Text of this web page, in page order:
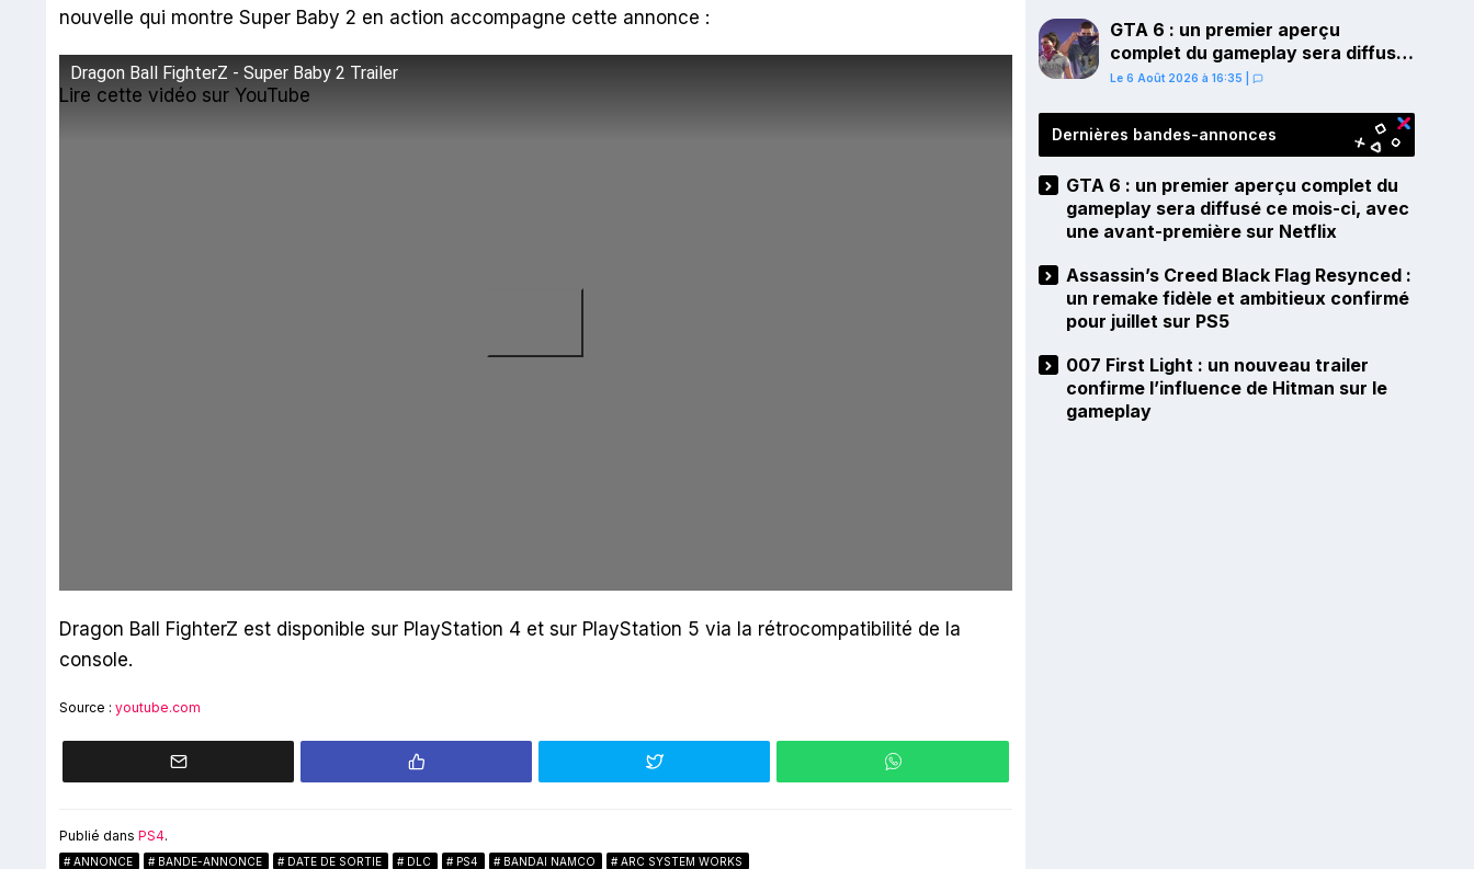
nouvelle qui montre Super Baby 2 en action accompagne cette annonce :
Dragon Ball FighterZ - Super Baby 2 Trailer
Lire cette vidéo sur YouTube
Dragon Ball FighterZ est disponible sur PlayStation 4 et sur PlayStation 5 via la rétrocompatibilité de la
console.
Source : youtube.com
Publié dans PS4.
ANNONCE BANDE-ANNONCE DATE DE SORTIE DLC PS4 BANDAI NAMCO ARC SYSTEM WORKS
GTA 6 : un premier aperçu
complet du gameplay sera diffusé
ce mois-ci, avec une avant-
Le 6 Août 2026 à 16:35
Dernières bandes-annonces
GTA 6 : un premier aperçu complet du
gameplay sera diffusé ce mois-ci, avec
une avant-première sur Netflix
Assassin’s Creed Black Flag Resynced :
un remake fidèle et ambitieux confirmé
pour juillet sur PS5
007 First Light : un nouveau trailer
confirme l’influence de Hitman sur le
gameplay